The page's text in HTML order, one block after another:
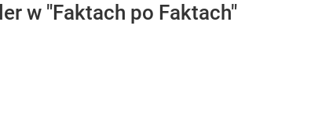
w "Faktach po Faktach"